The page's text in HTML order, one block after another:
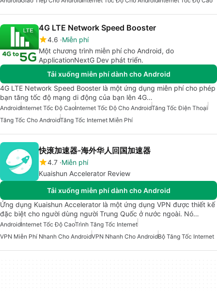
4G LTE Network Speed Booster
4.6 Miễn phí
Một chương trình miễn phí cho Android, do
ApplicationNextG Dev phát triển.
Tải xuống miễn phí dành cho Android
4G LTE Network Speed Booster là một ứng dụng miễn phí cho phép
bạn tăng tốc độ mạng di động của bạn lên 4G…
AndroidInternet Tốc Độ CaoInternet Tốc Độ Cho AndroidTăng Tốc Điện Thoại
Tăng Tốc Cho AndroidTăng Tốc Internet Miễn Phí
快滚加速器-海外华人回国加速器
4.7 Miễn phí
Kuaishun Accelerator Review
Tải xuống miễn phí dành cho Android
Ứng dụng Kuaishun Accelerator là một ứng dụng VPN được thiết kế
đặc biệt cho người dùng người Trung Quốc ở nước ngoài. Nó…
AndroidInternet Tốc Độ CaoTrình Tăng Tốc Internet
VPN Miễn Phí Nhanh Cho AndroidVPN Nhanh Cho AndroidBộ Tăng Tốc Internet